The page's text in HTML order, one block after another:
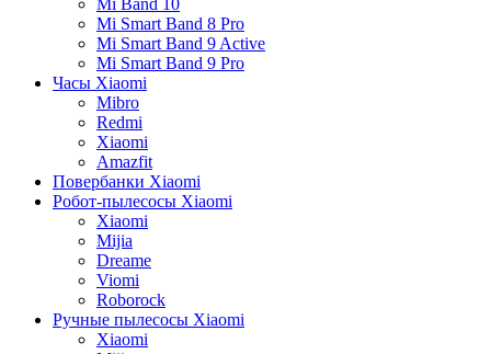
Mi Band 10
Mi Smart Band 8 Pro
Mi Smart Band 9 Active
Mi Smart Band 9 Pro
Часы Xiaomi
Mibro
Redmi
Xiaomi
Amazfit
Повербанки Xiaomi
Робот-пылесосы Xiaomi
Xiaomi
Mijia
Dreame
Viomi
Roborock
Ручные пылесосы Xiaomi
Xiaomi